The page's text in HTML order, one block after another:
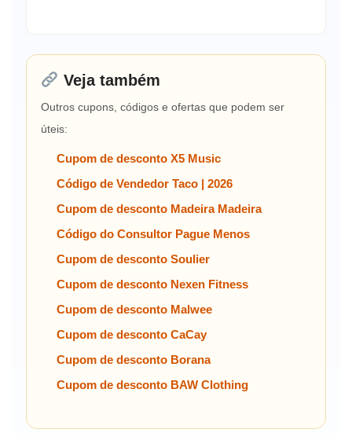
Veja também
Outros cupons, códigos e ofertas que podem ser
úteis:
Cupom de desconto X5 Music
Código de Vendedor Taco | 2026
Cupom de desconto Madeira Madeira
Código do Consultor Pague Menos
Cupom de desconto Soulier
Cupom de desconto Nexen Fitness
Cupom de desconto Malwee
Cupom de desconto CaCay
Cupom de desconto Borana
Cupom de desconto BAW Clothing